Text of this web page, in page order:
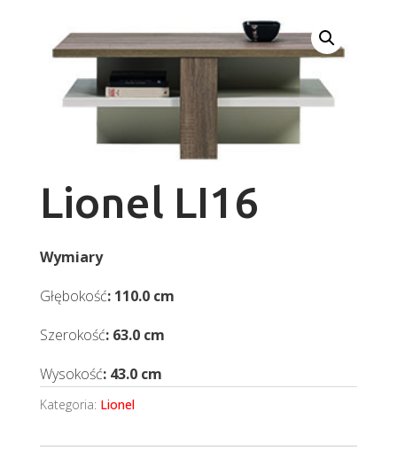
Lionel LI16
Wymiary
Głębokość: 110.0 cm
Szerokość: 63.0 cm
Wysokość: 43.0 cm
Kategoria: Lionel